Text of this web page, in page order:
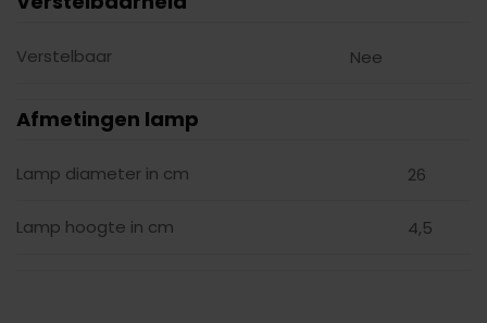
Verstelbaar Nee
Afmetingen lamp
Lamp diameter in cm 26
Lamp hoogte in cm 4,5